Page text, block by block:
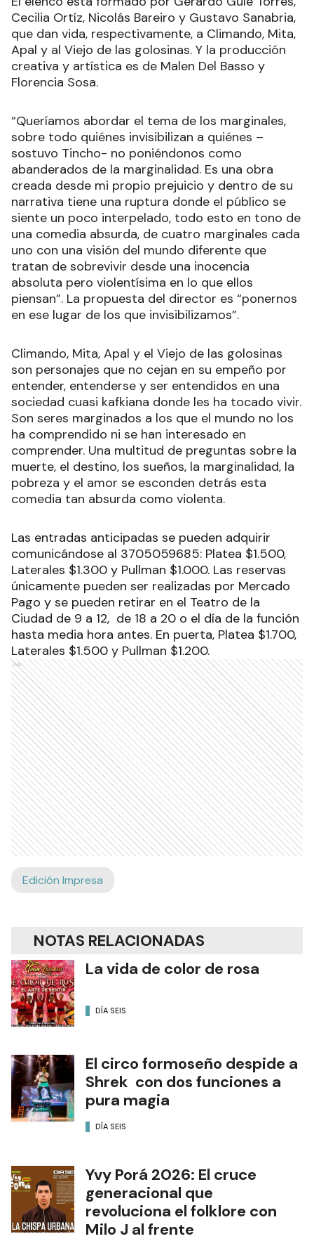
Cecilia Ortíz, Nicolás Bareiro y Gustavo Sanabria,
que dan vida, respectivamente, a Climando, Mita,
Apal y al Viejo de las golosinas. Y la producción
creativa y artística es de Malen Del Basso y
Florencia Sosa.
“Queríamos abordar el tema de los marginales,
sobre todo quiénes invisibilizan a quiénes –
sostuvo Tincho- no poniéndonos como
abanderados de la marginalidad. Es una obra
creada desde mi propio prejuicio y dentro de su
narrativa tiene una ruptura donde el público se
siente un poco interpelado, todo esto en tono de
una comedia absurda, de cuatro marginales cada
uno con una visión del mundo diferente que
tratan de sobrevivir desde una inocencia
absoluta pero violentísima en lo que ellos
piensan”. La propuesta del director es “ponernos
en ese lugar de los que invisibilizamos”.
Climando, Mita, Apal y el Viejo de las golosinas
son personajes que no cejan en su empeño por
entender, entenderse y ser entendidos en una
sociedad cuasi kafkiana donde les ha tocado vivir.
Son seres marginados a los que el mundo no los
ha comprendido ni se han interesado en
comprender. Una multitud de preguntas sobre la
muerte, el destino, los sueños, la marginalidad, la
pobreza y el amor se esconden detrás esta
comedia tan absurda como violenta.
Las entradas anticipadas se pueden adquirir
comunicándose al 3705059685: Platea $1.500,
Laterales $1.300 y Pullman $1.000. Las reservas
únicamente pueden ser realizadas por Mercado
Pago y se pueden retirar en el Teatro de la
Ciudad de 9 a 12, de 18 a 20 o el día de la función
hasta media hora antes. En puerta, Platea $1.700,
Laterales $1.500 y Pullman $1.200.
Ads
Edición Impresa
NOTAS RELACIONADAS
La vida de color de rosa
DÍA SEIS
El circo formoseño despide a
Shrek con dos funciones a
pura magia
DÍA SEIS
Yvy Porá 2026: El cruce
generacional que
revoluciona el folklore con
Milo J al frente